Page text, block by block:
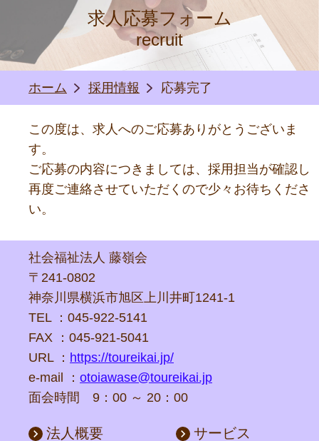
求人応募フォーム
recruit
ホーム 採用情報 応募完了
この度は、求人へのご応募ありがとうございま
す。
ご応募の内容につきましては、採用担当が確認し
再度ご連絡させていただくので少々お待ちくださ
い。
社会福祉法人 藤嶺会
〒241-0802
神奈川県横浜市旭区上川井町1241-1
TEL ：045-922-5141
FAX ：045-921-5041
URL ： https://toureikai.jp/
e-mail ： otoiawase@toureikai.jp
面会時間 9：00 ～ 20：00
keyboard_arrow_right 法人概要 keyboard_arrow_right サービス